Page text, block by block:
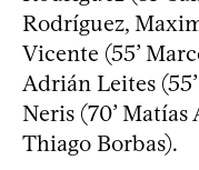
Rodríguez,
Vicente (55’
Adrián Leites
Neris (70’ Matías
Thiago Borbas).